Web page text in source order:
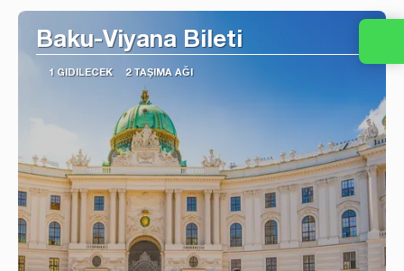
Baku-Viyana Bileti
1 GIDILECEK 2 TAŞIMA AĞI